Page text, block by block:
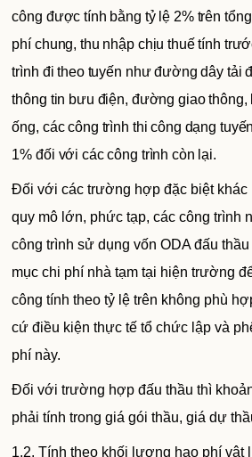
công được tính bằng tỷ lệ 2% trên
phí chung, thu nhập chịu thuế tính
trình đi theo tuyến như đường dây tải
thông tin bưu điện, đường giao
ống, các công trình thi công dạng
1% đối với các công trình còn lại.
Đối với các trường hợp đặc biệt khác
quy mô lớn, phức tạp, các công trình
công trình sử dụng vốn ODA đấu
mục chi phí nhà tạm tại hiện trường
công tính theo tỷ lệ trên không phù
cứ điều kiện thực tế tổ chức lập và
phí này.
Đối với trường hợp đấu thầu thì
phải tính trong giá gói thầu, giá dự
1.2. Tính theo khối lượng hao phí vật